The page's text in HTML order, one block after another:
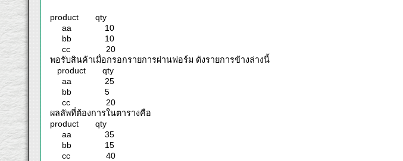
product qty
aa 10
bb 10
cc 20
พอรับสินค้าเมื่อกรอกรายการผ่านฟอร์ม ดังรายการข้างล่างนี้
product qty
aa 25
bb 5
cc 20
ผลลัพที่ต้องการในตารางคือ
product qty
aa 35
bb 15
cc 40